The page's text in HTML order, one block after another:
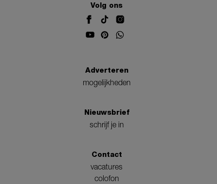
Volg ons
Adverteren
mogelijkheden
Nieuwsbrief
schrijf je in
Contact
vacatures
colofon